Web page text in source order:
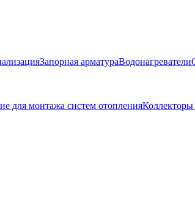
Запорная арматураВодонагреватели
для монтажа систем отопления